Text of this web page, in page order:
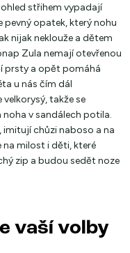
střihem vypadají
pevný opatek, který nohu
nijak neklouže a dětem
Zula nemají otevřenou
prsty a opět pomáhá
u nás čím dál
takže se
v sandálech potila.
chůzi naboso a na
na milost i děti, které
zip a budou sedět noze
vaší volby